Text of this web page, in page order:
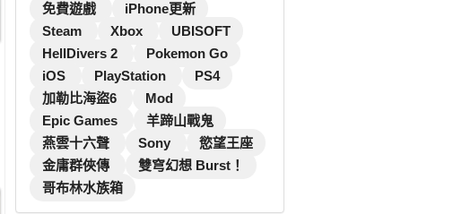
免費遊戲
iPhone更新
Steam
Xbox
UBISOFT
HellDivers 2
Pokemon Go
iOS
PlayStation
PS4
加勒比海盜6
Mod
Epic Games
羊蹄山戰鬼
燕雲十六聲
Sony
慾望王座
金庸群俠傳
雙穹幻想 Burst！
哥布林水族箱